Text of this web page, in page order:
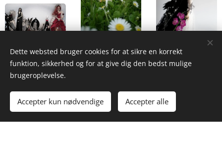
Dette websted bruger cookies for at sikre en korrekt
funktion, sikkerhed og for at give dig den bedst mulige
brugeroplevelse.
Accepter kun nødvendige Accepter alle